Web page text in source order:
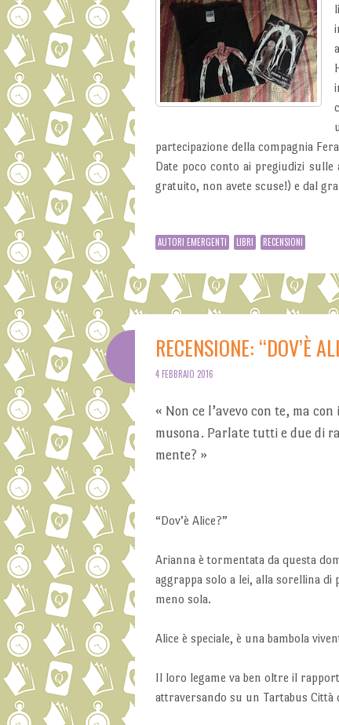
partecipazione della compagnia
Date poco conto ai pregiudizi sulle
gratuito, non avete scuse!) e dal
AUTORI EMERGENTI LIBRI RECENSIONI
RECENSIONE: “DOV’È
4 FEBBRAIO 2016
« Non ce l’avevo con te, ma
musona. Parlate tutti e due di
mente? »
“Dov’è Alice?”
Arianna è tormentata da questa
aggrappa solo a lei, alla sorellina
meno sola.
Alice è speciale, è una bambola
Il loro legame va ben oltre il
attraversando su un Tartabus Città